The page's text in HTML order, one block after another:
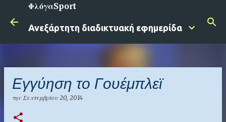
Μετάβαση στο κύριο περιεχόμενο
ΦλόγαSport
Ανεξάρτητη διαδικτυακή εφημερίδα
Εγγύηση το Γουέμπλεϊ
την Σεπτεμβρίου 20, 2014